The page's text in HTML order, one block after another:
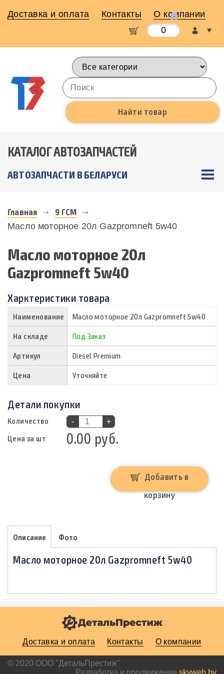
Доставка и оплата Контакты
О компании
0
КАТАЛОГ АВТОЗАПЧАСТЕЙ
АВТОЗАПЧАСТИ В БЕЛАРУСИ
Главная 9 ГСМ
Масло моторное 20л Gazpromneft 5w40
Масло моторное 20л
Gazpromneft 5w40
Харктеристики товара
Наименование Масло моторное 20л Gazpromneft 5w40
На складе Под Заказ
Артикул Diesel Premium
Цена Уточняйте
Детали покупки
Количество - +
Цена за шт 0.00 руб.
Добавить в
корзину
Описание Фото
Масло моторное 20л Gazpromneft 5w40
Доставка и оплата Контакты О компании
© 2020 ООО "ДетальПрестиж"
Разработка и продвижение skyweb.by